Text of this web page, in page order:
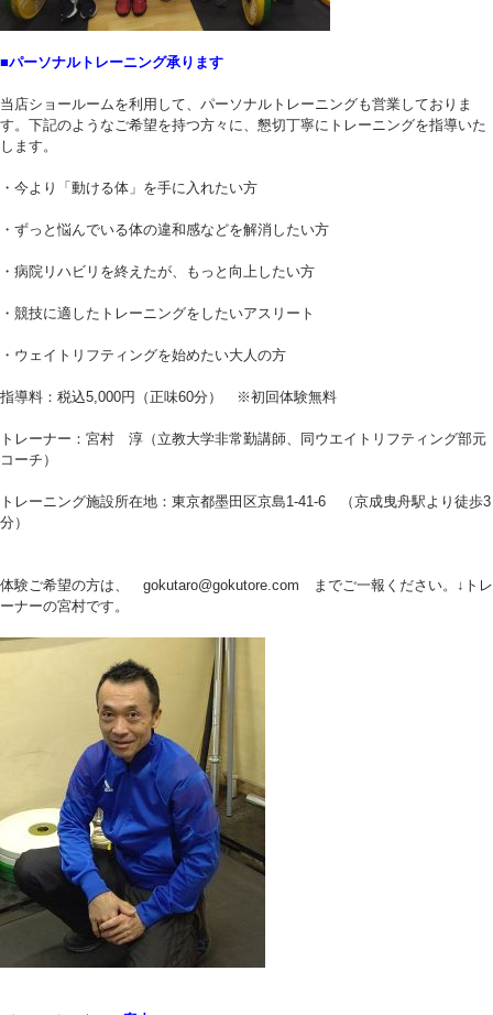
■パーソナルトレーニング承ります
当店ショールームを利用して、パーソナルトレーニングも営業しておりま
す。下記のようなご希望を持つ方々に、懇切丁寧にトレーニングを指導いた
します。
・今より「動ける体」を手に入れたい方
・ずっと悩んでいる体の違和感などを解消したい方
・病院リハビリを終えたが、もっと向上したい方
・競技に適したトレーニングをしたいアスリート
・ウェイトリフティングを始めたい大人の方
指導料：税込5,000円（正味60分） ※初回体験無料
トレーナー：宮村 淳（立教大学非常勤講師、同ウエイトリフティング部元
コーチ）
トレーニング施設所在地：東京都墨田区京島1-41-6 （京成曳舟駅より徒歩3
分）
体験ご希望の方は、 gokutaro@gokutore.com までご一報ください。↓トレ
ーナーの宮村です。